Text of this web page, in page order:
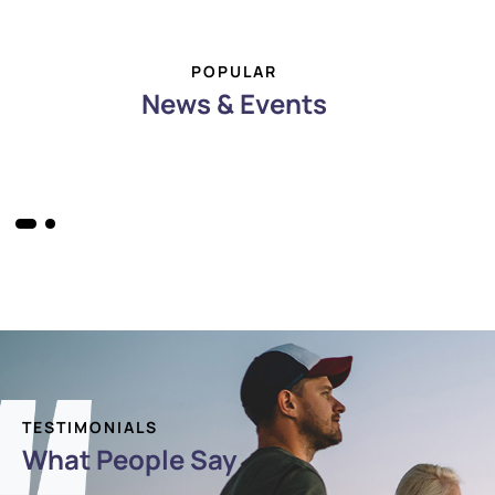
POPULAR
News & Events
TESTIMONIALS
What People Say